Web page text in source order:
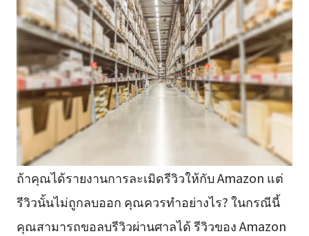
ถ้าคุณได้รายงานการละเมิดรีวิวให้กับ Amazon แต่
รีวิวนั้นไม่ถูกลบออก คุณควรทำอย่างไร? ในกรณีนี้
คุณสามารถขอลบรีวิวผ่านศาลได้ รีวิวของ Amazon